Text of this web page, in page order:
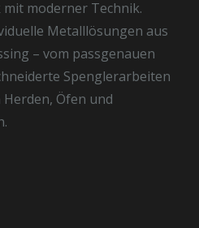
moderner Technik.
Metalllösungen aus
– vom passgenauen
Spenglerarbeiten
Öfen und